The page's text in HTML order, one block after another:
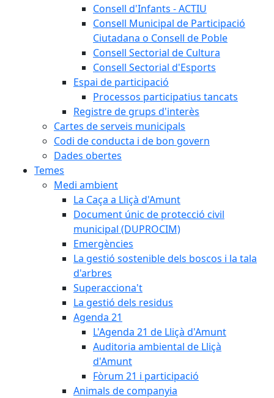
Consell d'Infants - ACTIU
Consell Municipal de Participació
Ciutadana o Consell de Poble
Consell Sectorial de Cultura
Consell Sectorial d'Esports
Espai de participació
Processos participatius tancats
Registre de grups d'interès
Cartes de serveis municipals
Codi de conducta i de bon govern
Dades obertes
Temes
Medi ambient
La Caça a Lliçà d'Amunt
Document únic de protecció civil
municipal (DUPROCIM)
Emergències
La gestió sostenible dels boscos i la tala
d'arbres
Superacciona't
La gestió dels residus
Agenda 21
L'Agenda 21 de Lliçà d'Amunt
Auditoria ambiental de Lliçà
d'Amunt
Fòrum 21 i participació
Animals de companyia